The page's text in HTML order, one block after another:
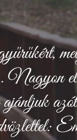
Nagyon